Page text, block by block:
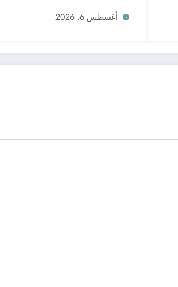
أغسطس 6, 2026